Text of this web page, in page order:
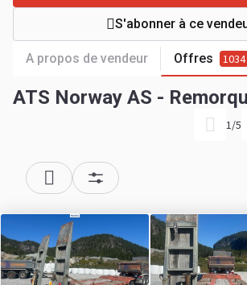
A propos de vendeur Offres 1034
S'abonner à ce
ATS Norway AS -
1/5